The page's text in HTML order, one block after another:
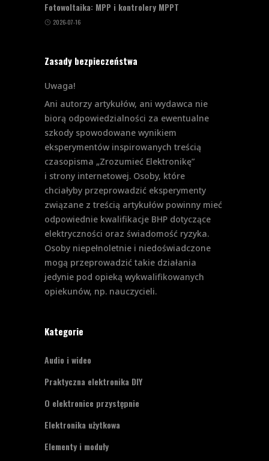
Fotowoltaika: MPP i kontrolery MPPT
2026-07-16
Zasady bezpieczeństwa
Uwaga!
Ani autorzy artykułów, ani wydawca nie
biorą odpowiedzialności za ewentualne
szkody spowodowane wynikiem
eksperymentów inspirowanych treścią
czasopisma „Zrozumieć Elektronikę”
i strony internetowej. Osoby, które
chciałyby przeprowadzić eksperymenty
związane z treścią artykułów powinny mieć
odpowiednie kwalifikacje BHP dotyczące
elektryczności oraz świadomość ryzyka.
Osoby niepełnoletnie i niedoświadczone
mogą przeprowadzić takie działania
jedynie pod opieką wykwalifikowanych
opiekunów, np. nauczycieli.
Kategorie
Audio i wideo
Praktyczna elektronika DIY
O elektronice przystępnie
Elektronika użytkowa
Elementy i moduły